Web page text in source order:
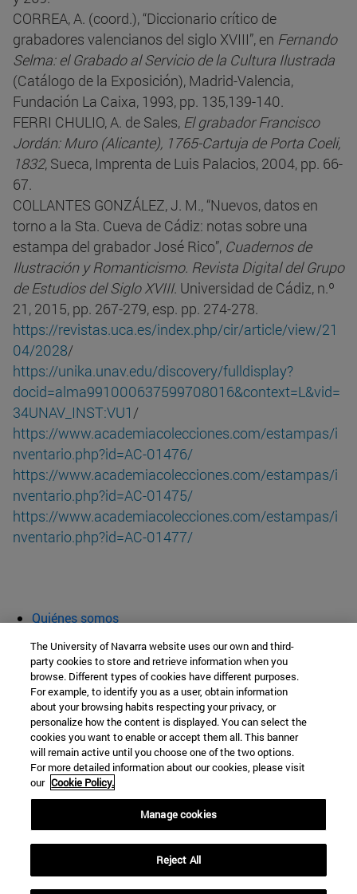
CORREA, A. (coord.), “Diccionario crítico de
grabadores valencianos del siglo XVIII”, en Fernando
Selma: el Grabado al Servicio de la Cultura Ilustrada
(Catálogo de la Exposición), Madrid-Valencia,
Fundación La Caixa, 1993, pp. 135,139-140.
FERRI CHULIO, A. de Sales, El grabador Francisco
Jordán: Muro (Alicante), 1765-Cartuja de Porta Coeli,
1832, Sueca, Imprenta de Luis Palacios, 2004, pp. 66-
67.
COLLANTES GONZÁLEZ, J. M., “Nuevos, datos en
torno a la Sta. Cueva de Cádiz: notas sobre una
estampa del grabador José Rico”, Cuadernos de
Ilustración y Romanticismo. Revista Digital del Grupo
de Estudios del Siglo XVIII. Universidad de Cádiz, n.º
21, 2015, pp. 267-279, esp. pp. 274-278.
https://revistas.uca.es/index.php/cir/article/view/21
04/2028/
https://unika.unav.edu/discovery/fulldisplay?
docid=alma991000637599708016&context=L&vid=
34UNAV_INST:VU1 /
https://www.academiacolecciones.com/estampas/i
nventario.php?id=AC-01476/
https://www.academiacolecciones.com/estampas/i
nventario.php?id=AC-01475/
https://www.academiacolecciones.com/estampas/i
nventario.php?id=AC-01477/
Quiénes somos
Aula abierta
Cátedra de Patrimonio y Arte Navarro
Facultad de Filosofía y Letras
Campus Universitario s/n
Navarra
España
Tel. +34 948 42 56 00
The University of Navarra website uses our own and third-
party cookies to store and retrieve information when you
browse. Different types of cookies have different purposes.
For example, to identify you as a user, obtain information
about your browsing habits respecting your privacy, or
personalize how the content is displayed. You can select the
cookies you want to enable or accept them all. This banner
will remain active until you choose one of the two options.
For more detailed information about our cookies, please visit
our Cookie Policy.
Manage cookies
Reject All